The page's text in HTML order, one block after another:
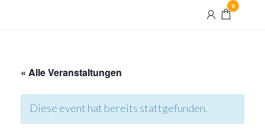
0
« Alle Veranstaltungen
Diese event hat bereits stattgefunden.